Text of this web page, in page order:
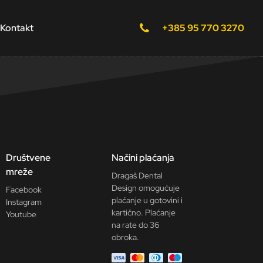
Kontakt +385 95 770 3270
Društvene
mreže
Facebook
Instagram
Youtube
Načini plaćanja
Dragaš Dental
Design omogućuje
plaćanje u gotovini i
kartično. Plaćanje
na rate do 36
obroka.